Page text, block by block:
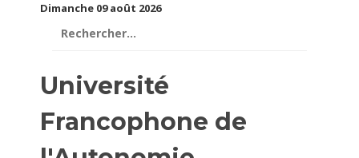
Dimanche 09 août 2026
Université
Francophone de